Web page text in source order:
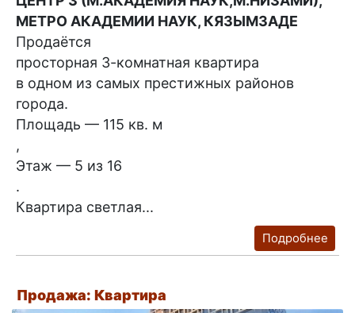
МЕТРО АКАДЕМИИ НАУК, КЯЗЫМЗАДЕ
Продаётся
просторная 3-комнатная квартира
в одном из самых престижных районов
города.
Площадь — 115 кв. м
,
Этаж — 5 из 16
.
Квартира светлая...
Подробнее
Продажа: Квартира